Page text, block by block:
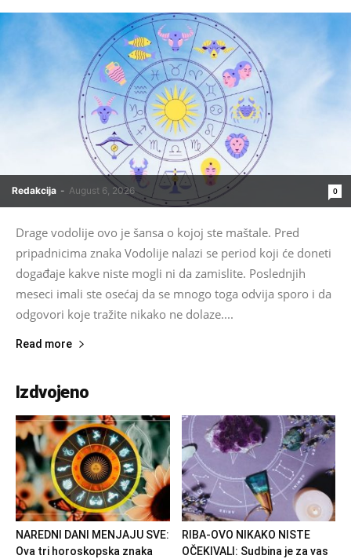
Redakcija - August 6, 2026 0
Drage vodolije ovo je šansa o kojoj ste maštale. Pred
pripadnicima znaka Vodolije nalazi se period koji će doneti
događaje kakve niste mogli ni da zamislite. Poslednjih
meseci imali ste osećaj da se mnogo toga odvija sporo i da
odgovori koje tražite nikako ne dolaze....
Read more
Izdvojeno
NAREDNI DANI MENJAJU SVE:
Ova tri horoskopska znaka
RIBA-OVO NIKAKO NISTE
OČEKIVALI: Sudbina je za vas